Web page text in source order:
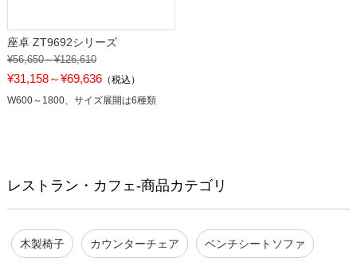
座卓 ZT9692シリーズ
¥56,650～¥126,610
¥31,158～¥69,636（税込）
W600～1800、サイズ展開は6種類
レストラン・カフェ-商品カテゴリ
木製椅子 カウンターチェア ベンチシートソファ